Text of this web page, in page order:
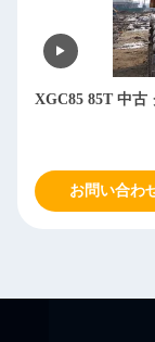
XGC85 85T 中古
お問い合わ